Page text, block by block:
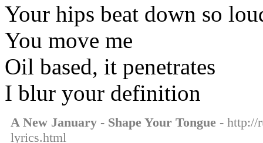
Your hips beat down so
You move me
Oil based, it penetrates
I blur your definition
A New January - Shape Your Tongue - http://
lyrics.html